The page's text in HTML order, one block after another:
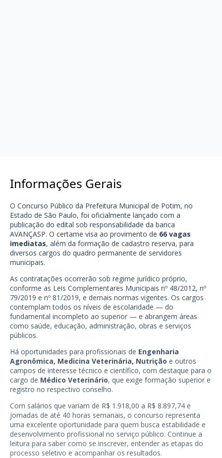
Informações Gerais
O Concurso Público da Prefeitura Municipal de Potim, no
Estado de São Paulo, foi oficialmente lançado com a
publicação do edital sob responsabilidade da banca
AVANÇASP. O certame visa ao provimento de 66 vagas
imediatas, além da formação de cadastro reserva, para
diversos cargos do quadro permanente de servidores
municipais.
As contratações ocorrerão sob regime jurídico próprio,
conforme as Leis Complementares Municipais nº 48/2012, nº
79/2019 e nº 81/2019, e demais normas vigentes. Os cargos
contemplam todos os níveis de escolaridade — do
fundamental incompleto ao superior — e abrangem áreas
como saúde, educação, administração, obras e serviços
públicos.
Há oportunidades para profissionais de Engenharia
Agronômica, Medicina Veterinária, Nutrição e outros
campos de interesse técnico e científico, com destaque para o
cargo de Médico Veterinário, que exige formação superior e
registro no respectivo conselho.
Com salários que variam de R$ 1.918,00 a R$ 8.897,74 e
jornadas de até 40 horas semanais, o concurso representa
uma excelente oportunidade para quem busca estabilidade e
desenvolvimento profissional no serviço público. Continue a
leitura para saber como se inscrever, entender as etapas do
processo seletivo e acompanhar os resultados.